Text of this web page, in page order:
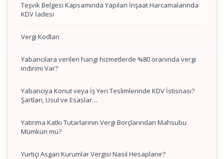
Teşvik Belgesi Kapsamında Yapılan İnşaat Harcamalarında
KDV İadesi
Vergi Kodları
Yabancılara verilen hangi hizmetlerde %80 oranında vergi
indirimi Var?
Yabancıya Konut veya İş Yeri Teslimlerinde KDV İstisnası?
Şartları, Usul ve Esaslar…
Yatırıma Katkı Tutarlarının Vergi Borçlarından Mahsubu
Mümkün mü?
Yurtiçi Asgari Kurumlar Vergisi Nasıl Hesaplanır?